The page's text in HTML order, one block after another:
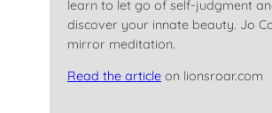
learn to let go of self-judgment
discover your innate beauty. Jo
mirror meditation.
Read the article on lionsroar.com